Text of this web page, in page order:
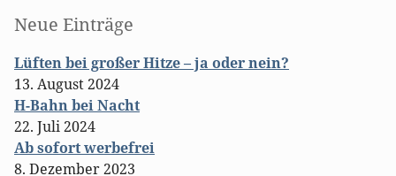
Seitenleiste
Neue Einträge
Lüften bei großer Hitze – ja oder nein?
13. August 2024
H-Bahn bei Nacht
22. Juli 2024
Ab sofort werbefrei
8. Dezember 2023